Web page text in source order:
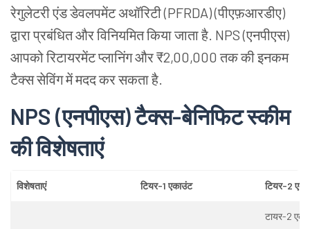
रेगुलेटरी एंड डेवलपमेंट अथॉरिटी (PFRDA) (पीएफ़आरडीए)
द्वारा प्रबंधित और विनियमित किया जाता है. NPS (एनपीएस)
आपको रिटायरमेंट प्लानिंग और ₹2,00,000 तक की इनकम
टैक्स सेविंग में मदद कर सकता है.
NPS (एनपीएस)टैक्स-बेनिफिट स्कीम
की विशेषताएं
विशेषताएं टियर-1 एकाउंट टियर-2
टायर-2